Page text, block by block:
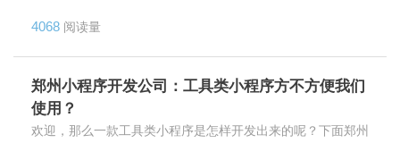
4068 阅读量
郑州小程序开发公司：工具类小程序方不方便我们
使用？
欢迎，那么一款工具类小程序是怎样开发出来的呢？下面郑州